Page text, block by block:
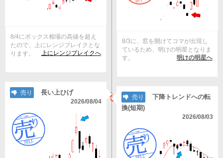
8/4にボックス相場の高値を超え
たので、上にレンジブレイクとな
ります。
上にレンジブレイクへ
8/3に、窓を開けてコマが出現し
ているため、明けの明星となりま
す。
明けの明星へ
売り 長い上ひげ
2026/08/04
売り
下降トレンドへの転
換(短期)
2026/08/03